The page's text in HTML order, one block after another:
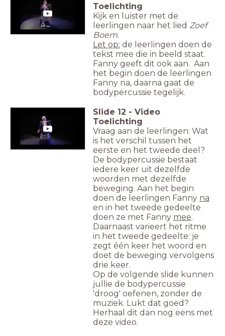
Toelichting
Kijk en luister met de
leerlingen naar het lied Zoef
Boem.
Let op: de leerlingen doen de
tekst mee die in beeld staat.
Fanny geeft dit ook aan. Aan
het begin doen de leerlingen
Fanny na, daarna gaat de
bodypercussie tegelijk.
Slide 12 - Video
Toelichting
Vraag aan de leerlingen: Wat
is het verschil tussen het
eerste en het tweede deel?
De bodypercussie bestaat
iedere keer uit dezelfde
woorden met dezelfde
beweging. Aan het begin
doen de leerlingen Fanny na
en in het tweede gedeelte
doen ze met Fanny mee.
Daarnaast varieert het ritme
in het tweede gedeelte: je
zegt één keer het woord en
doet de beweging vervolgens
drie keer.
Op de volgende slide kunnen
jullie de bodypercussie
'droog' oefenen, zonder de
muziek. Lukt dat goed?
Herhaal dit dan nog eens met
deze video.